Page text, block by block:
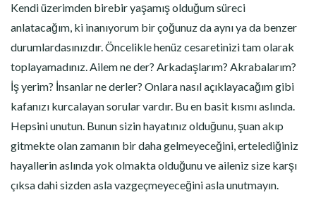
Kendi üzerimden birebir yaşamış olduğum süreci
anlatacağım, ki inanıyorum bir çoğunuz da aynı ya da benzer
durumlardasınızdır. Öncelikle henüz cesaretinizi tam olarak
toplayamadınız. Ailem ne der? Arkadaşlarım? Akrabalarım?
İş yerim? İnsanlar ne derler? Onlara nasıl açıklayacağım gibi
kafanızı kurcalayan sorular vardır. Bu en basit kısmı aslında.
Hepsini unutun. Bunun sizin hayatınız olduğunu, şuan akıp
gitmekte olan zamanın bir daha gelmeyeceğini, ertelediğiniz
hayallerin aslında yok olmakta olduğunu ve aileniz size karşı
çıksa dahi sizden asla vazgeçmeyeceğini asla unutmayın.